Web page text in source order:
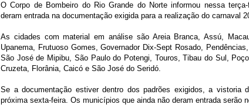
O Corpo de Bombeiro do Rio Grande do Norte informou nessa
deram entrada na documentação exigida para a realização do carnaval
As cidades com material em análise são Areia Branca, Assú,
Upanema, Frutuoso Gomes, Governador Dix-Sept Rosado,
São José de Mipibu, São Paulo do Potengi, Touros, Tibau do Sul,
Cruzeta, Florânia, Caicó e São José do Seridó.
Se a documentação estiver dentro dos padrões exigidos, a vistoria
próxima sexta-feira. Os municípios que ainda não deram entrada serão